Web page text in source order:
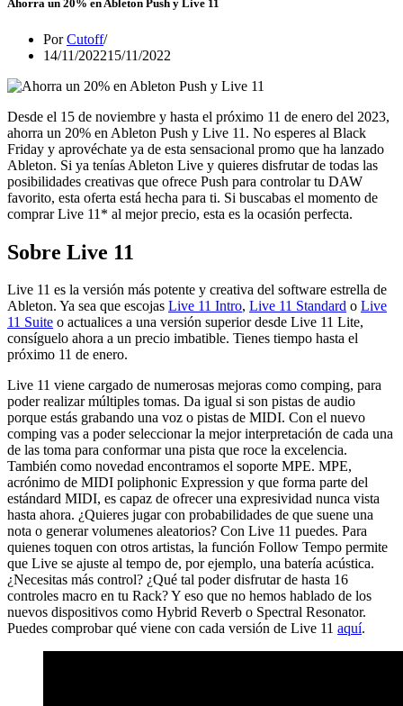
Ahorra un 20% en Ableton Push y Live 11
PorCutoff
14/11/202215/11/2022
Desde el 15 de noviembre y hasta el próximo 11 de enero del 2023,
ahorra un 20% en Ableton Push y Live 11. No esperes al Black
Friday y aprovéchate ya de esta sensacional promo que ha lanzado
Ableton. Si ya tenías Ableton Live y quieres disfrutar de todas las
posibilidades creativas que ofrece Push para controlar tu DAW
favorito, esta oferta está hecha para ti. Si buscabas el momento de
comprar Live 11* al mejor precio, esta es la ocasión perfecta.
Sobre Live 11
Live 11 es la versión más potente y creativa del software estrella de
Ableton. Ya sea que escojas Live 11 Intro, Live 11 Standard o Live
11 Suite o actualices a una versión superior desde Live 11 Lite,
consíguelo ahora a un precio imbatible. Tienes tiempo hasta el
próximo 11 de enero.
Live 11 viene cargado de numerosas mejoras como comping, para
poder realizar múltiples tomas. Da igual si son pistas de audio
porque estás grabando una voz o pistas de MIDI. Con el nuevo
comping vas a poder seleccionar la mejor interpretación de cada una
de las toma para conformar una pista que roce la excelencia.
También como novedad encontramos el soporte MPE. MPE,
acrónimo de MIDI poliphonic Expression y que forma parte del
estándard MIDI, es capaz de ofrecer una expresividad nunca vista
hasta ahora. ¿Quieres jugar con probabilidades de que suene una
nota o generar volumenes aleatorios? Con Live 11 puedes. Para
quienes toquen con otros artistas, la función Follow Tempo permite
que Live se ajuste al tempo de, por ejemplo, una batería acústica.
¿Necesitas más control? ¿Qué tal poder disfrutar de hasta 16
controles macro en tu Rack? Y eso que no hemos hablado de los
nuevos dispositivos como Hybrid Reverb o Spectral Resonator.
Puedes comprobar qué viene con cada versión de Live 11 aquí.